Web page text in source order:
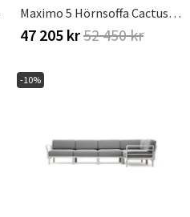
Maximo 5 Hörnsoffa Cactus - Timo
47 205 kr52 450 kr
-10%